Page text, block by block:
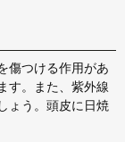
傷つける作用があ
す。また、紫外線
ょう。頭皮に日焼